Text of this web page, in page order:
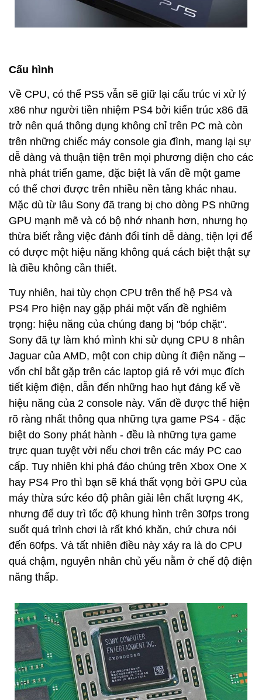
Cấu hình
Về CPU, có thể PS5 vẫn sẽ giữ lại cấu trúc vi xử lý
x86 như người tiền nhiệm PS4 bởi kiến trúc x86 đã
trở nên quá thông dụng không chỉ trên PC mà còn
trên những chiếc máy console gia đình, mang lại sự
dễ dàng và thuận tiện trên mọi phương diện cho các
nhà phát triển game, đặc biệt là vấn đề một game
có thể chơi được trên nhiều nền tảng khác nhau.
Mặc dù từ lâu Sony đã trang bị cho dòng PS những
GPU mạnh mẽ và có bộ nhớ nhanh hơn, nhưng họ
thừa biết rằng việc đánh đổi tính dễ dàng, tiện lợi để
có được một hiệu năng không quá cách biệt thật sự
là điều không cần thiết.
Tuy nhiên, hai tùy chọn CPU trên thế hệ PS4 và
PS4 Pro hiện nay gặp phải một vấn đề nghiêm
trọng: hiệu năng của chúng đang bị "bóp chặt".
Sony đã tự làm khó mình khi sử dụng CPU 8 nhân
Jaguar của AMD, một con chip dùng ít điện năng –
vốn chỉ bắt gặp trên các laptop giá rẻ với mục đích
tiết kiệm điện, dẫn đến những hao hụt đáng kể về
hiệu năng của 2 console này. Vấn đề được thể hiện
rõ ràng nhất thông qua những tựa game PS4 - đặc
biệt do Sony phát hành - đều là những tựa game
trực quan tuyệt vời nếu chơi trên các máy PC cao
cấp. Tuy nhiên khi phá đảo chúng trên Xbox One X
hay PS4 Pro thì bạn sẽ khá thất vọng bởi GPU của
máy thừa sức kéo độ phân giải lên chất lượng 4K,
nhưng để duy trì tốc độ khung hình trên 30fps trong
suốt quá trình chơi là rất khó khăn, chứ chưa nói
đến 60fps. Và tất nhiên điều này xảy ra là do CPU
quá chậm, nguyên nhân chủ yếu nằm ở chế độ điện
năng thấp.